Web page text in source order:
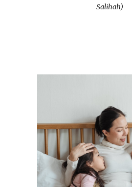
Salihah)